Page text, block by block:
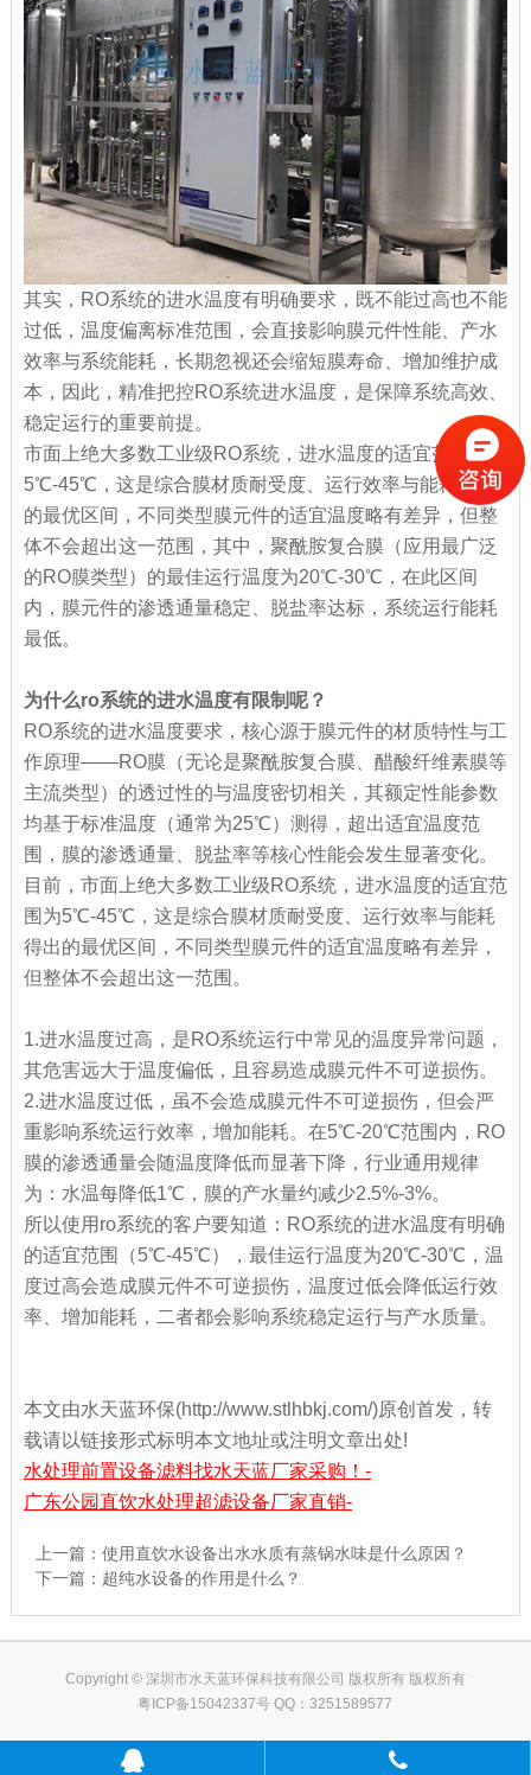
其实，RO系统的进水温度有明确要求，既不能过高也不能
过低，温度偏离标准范围，会直接影响膜元件性能、产水
效率与系统能耗，长期忽视还会缩短膜寿命、增加维护成
本，因此，精准把控RO系统进水温度，是保障系统高效、
稳定运行的重要前提。
市面上绝大多数工业级RO系统，进水温度的适宜范围为
5℃-45℃，这是综合膜材质耐受度、运行效率与能耗得出
的最优区间，不同类型膜元件的适宜温度略有差异，但整
体不会超出这一范围，其中，聚酰胺复合膜（应用最广泛
的RO膜类型）的最佳运行温度为20℃-30℃，在此区间
内，膜元件的渗透通量稳定、脱盐率达标，系统运行能耗
最低。
为什么ro系统的进水温度有限制呢？
RO系统的进水温度要求，核心源于膜元件的材质特性与工
作原理——RO膜（无论是聚酰胺复合膜、醋酸纤维素膜等
主流类型）的透过性的与温度密切相关，其额定性能参数
均基于标准温度（通常为25℃）测得，超出适宜温度范
围，膜的渗透通量、脱盐率等核心性能会发生显著变化。
目前，市面上绝大多数工业级RO系统，进水温度的适宜范
围为5℃-45℃，这是综合膜材质耐受度、运行效率与能耗
得出的最优区间，不同类型膜元件的适宜温度略有差异，
但整体不会超出这一范围。
1.进水温度过高，是RO系统运行中常见的温度异常问题，
其危害远大于温度偏低，且容易造成膜元件不可逆损伤。
2.进水温度过低，虽不会造成膜元件不可逆损伤，但会严
重影响系统运行效率，增加能耗。在5℃-20℃范围内，RO
膜的渗透通量会随温度降低而显著下降，行业通用规律
为：水温每降低1℃，膜的产水量约减少2.5%-3%。
所以使用ro系统的客户要知道：RO系统的进水温度有明确
的适宜范围（5℃-45℃），最佳运行温度为20℃-30℃，温
度过高会造成膜元件不可逆损伤，温度过低会降低运行效
率、增加能耗，二者都会影响系统稳定运行与产水质量。
本文由水天蓝环保(http://www.stlhbkj.com/)原创首发，转
载请以链接形式标明本文地址或注明文章出处!
水处理前置设备滤料找水天蓝厂家采购！-
广东公园直饮水处理超滤设备厂家直销-
上一篇： 使用直饮水设备出水水质有蒸锅水味是什么原因？
下一篇： 超纯水设备的作用是什么？
Copyright © 深圳市水天蓝环保科技有限公司 版权所有 版权所有
粤ICP备15042337号 QQ：3251589577